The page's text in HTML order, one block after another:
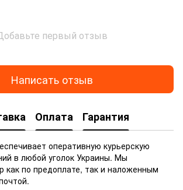
первый отзыв
Написать отзыв
Оплата Гарантия
оперативную курьерскую
в любой уголок Украины. Мы
как по предоплате, так и наложенным